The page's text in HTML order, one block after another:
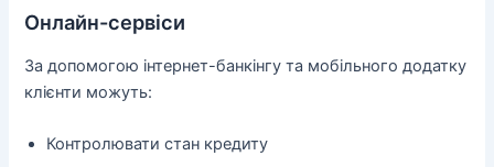
Онлайн-сервіси
За допомогою інтернет-банкінгу та мобільного додатку
клієнти можуть:
Контролювати стан кредиту